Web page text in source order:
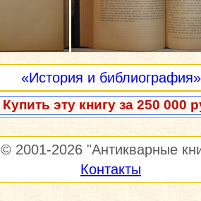
«История и библиография»
Купить эту книгу за 250 000
© 2001-2026 "Антикварные
Контакты